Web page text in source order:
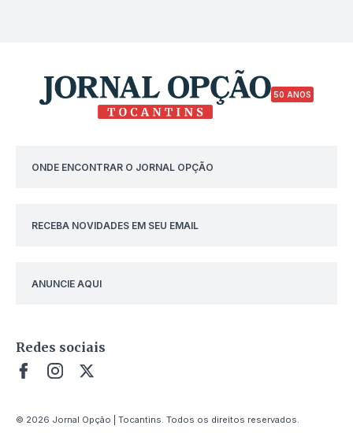
50 ANOS
ONDE ENCONTRAR O JORNAL OPÇÃO
RECEBA NOVIDADES EM SEU EMAIL
ANUNCIE AQUI
Redes sociais
© 2026 Jornal Opção | Tocantins. Todos os direitos reservados.